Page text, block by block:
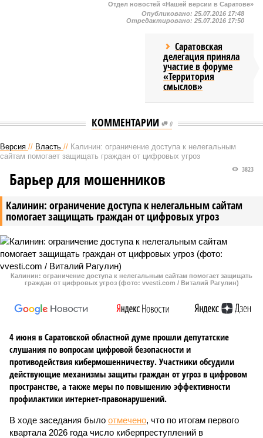
Отдел новостей «Нашей версии в Саратове»
Опубликовано: 25.07.2016 17:48
Отредактировано: 25.07.2016 17:50
Саратовская
делегация приняла
участие в форуме
«Территория
смыслов»
КОММЕНТАРИИ 0
Версия // Власть // Калинин: ограничение доступа к нелегальным
сайтам помогает защищать граждан от цифровых угроз
Калинин: ограничение доступа к нелегальным сайтам
помогает защищать граждан от цифровых угроз
3823
Барьер для мошенников
Калинин: ограничение доступа к нелегальным сайтам помогает защищать
граждан от цифровых угроз (фото: vvesti.com / Виталий Рагулин)
4 июня в Саратовской областной думе прошли депутатские
слушания по вопросам цифровой безопасности и
противодействия кибермошенничеству. Участники обсудили
действующие механизмы защиты граждан от угроз в цифровом
пространстве, а также меры по повышению эффективности
профилактики интернет-правонарушений.
В ходе заседания было отмечено, что по итогам первого
квартала 2026 года число киберпреступлений в